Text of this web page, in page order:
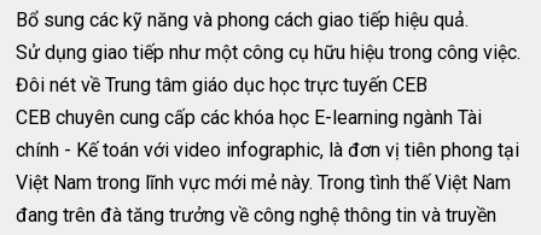
Bổ sung các kỹ năng và phong cách giao tiếp hiệu quả.
Sử dụng giao tiếp như một công cụ hữu hiệu trong công việc.
Đôi nét về Trung tâm giáo dục học trực tuyến CEB
CEB chuyên cung cấp các khóa học E-learning ngành Tài
chính - Kế toán với video infographic, là đơn vị tiên phong tại
Việt Nam trong lĩnh vực mới mẻ này. Trong tình thế Việt Nam
đang trên đà tăng trưởng về công nghệ thông tin và truyền